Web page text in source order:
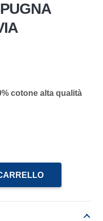
cotone alta qualità